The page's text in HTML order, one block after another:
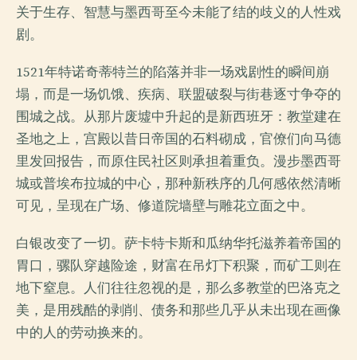
关于生存、智慧与墨西哥至今未能了结的歧义的人性戏
剧。
1521年特诺奇蒂特兰的陷落并非一场戏剧性的瞬间崩
塌，而是一场饥饿、疾病、联盟破裂与街巷逐寸争夺的
围城之战。从那片废墟中升起的是新西班牙：教堂建在
圣地之上，宫殿以昔日帝国的石料砌成，官僚们向马德
里发回报告，而原住民社区则承担着重负。漫步墨西哥
城或普埃布拉城的中心，那种新秩序的几何感依然清晰
可见，呈现在广场、修道院墙壁与雕花立面之中。
白银改变了一切。萨卡特卡斯和瓜纳华托滋养着帝国的
胃口，骡队穿越险途，财富在吊灯下积聚，而矿工则在
地下窒息。人们往往忽视的是，那么多教堂的巴洛克之
美，是用残酷的剥削、债务和那些几乎从未出现在画像
中的人的劳动换来的。